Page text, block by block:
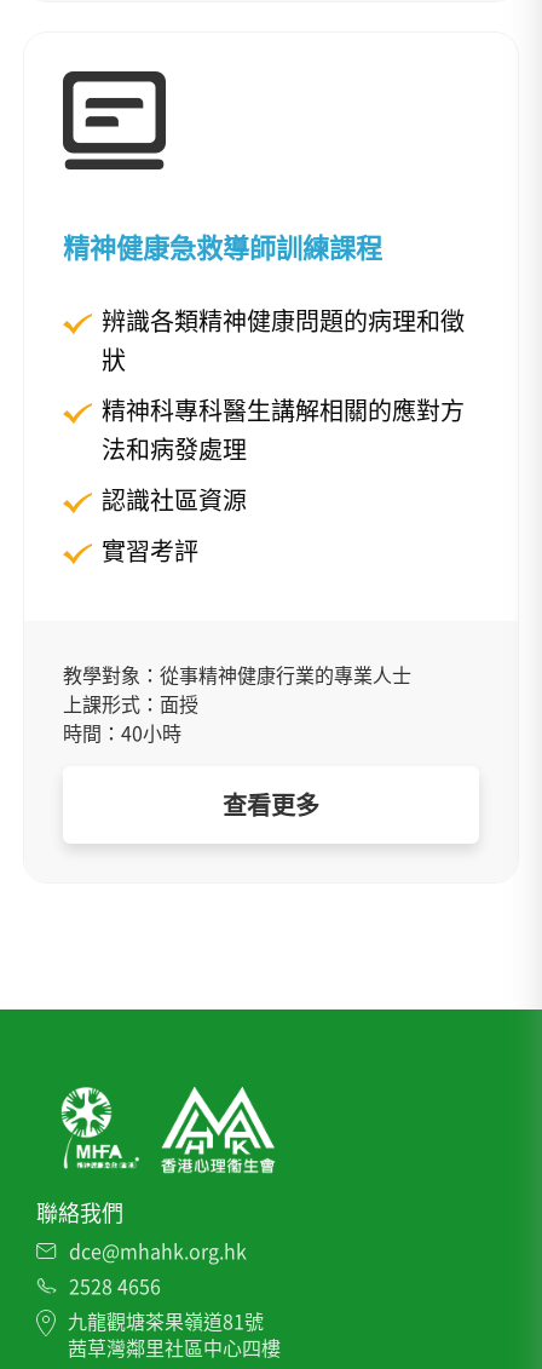
精神健康急救導師訓練課程
辨識各類精神健康問題的病理和徵
狀
精神科專科醫生講解相關的應對方
法和病發處理
認識社區資源
實習考評
教學對象：從事精神健康行業的專業人士
上課形式：面授
時間：40小時
查看更多
聯絡我們
dce@mhahk.org.hk
2528 4656
九龍觀塘茶果嶺道81號
茜草灣鄰里社區中心四樓